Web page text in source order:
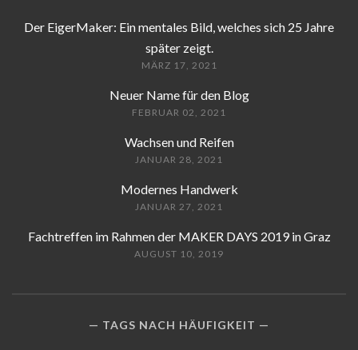
Der EigerMaker: Ein mentales Bild, welches sich 25 Jahre
später zeigt.
MÄRZ 17, 2021
Neuer Name für den Blog
FEBRUAR 02, 2021
Wachsen und Reifen
JANUAR 28, 2021
Modernes Handwerk
JANUAR 27, 2021
Fachtreffen im Rahmen der MAKER DAYS 2019 in Graz
AUGUST 10, 2019
TAGS NACH HÄUFIGKEIT